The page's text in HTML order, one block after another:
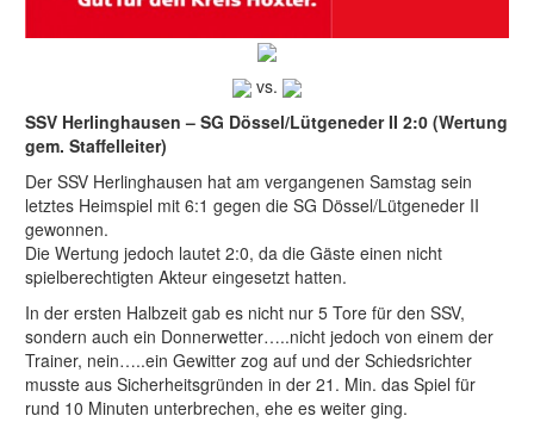
vs.
SSV Herlinghausen – SG Dössel/Lütgeneder II 2:0 (Wertung
gem. Staffelleiter)
Der SSV Herlinghausen hat am vergangenen Samstag sein
letztes Heimspiel mit 6:1 gegen die SG Dössel/Lütgeneder II
gewonnen.
Die Wertung jedoch lautet 2:0, da die Gäste einen nicht
spielberechtigten Akteur eingesetzt hatten.
In der ersten Halbzeit gab es nicht nur 5 Tore für den SSV,
sondern auch ein Donnerwetter…..nicht jedoch von einem der
Trainer, nein…..ein Gewitter zog auf und der Schiedsrichter
musste aus Sicherheitsgründen in der 21. Min. das Spiel für
rund 10 Minuten unterbrechen, ehe es weiter ging.